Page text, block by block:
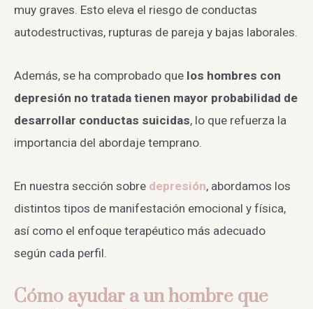
muy graves. Esto eleva el riesgo de conductas
autodestructivas, rupturas de pareja y bajas laborales.
Además, se ha comprobado que los hombres con
depresión no tratada tienen mayor probabilidad de
desarrollar conductas suicidas, lo que refuerza la
importancia del abordaje temprano.
En nuestra sección sobre depresión, abordamos los
distintos tipos de manifestación emocional y física,
así como el enfoque terapéutico más adecuado
según cada perfil.
Cómo ayudar a un hombre que